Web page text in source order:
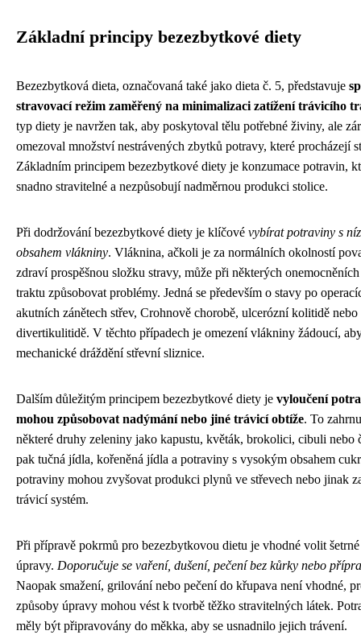
Základní principy bezezbytkové diety
Bezezbytková dieta, označovaná také jako dieta č. 5, představuje
stravovací režim zaměřený na minimalizaci zatížení trávicího
typ diety je navržen tak, aby poskytoval tělu potřebné živiny, ale
omezoval množství nestrávených zbytků potravy, které procházejí
Základním principem bezezbytkové diety je konzumace potravin,
snadno stravitelné a nezpůsobují nadměrnou produkci stolice.
Při dodržování bezezbytkové diety je klíčové vybírat potraviny s
obsahem vlákniny. Vláknina, ačkoli je za normálních okolností
zdraví prospěšnou složku stravy, může při některých
traktu způsobovat problémy. Jedná se především o stavy po
akutních zánětech střev, Crohnově chorobě, ulcerózní kolitidě nebo
divertikulitidě. V těchto případech je omezení vlákniny žádoucí,
mechanické dráždění střevní sliznice.
Dalším důležitým principem bezezbytkové diety je vyloučení
mohou způsobovat nadýmání nebo jiné trávicí obtíže. To
některé druhy zeleniny jako kapustu, květák, brokolici, cibuli nebo
pak tučná jídla, kořeněná jídla a potraviny s vysokým obsahem
potraviny mohou zvyšovat produkci plynů ve střevech nebo jinak
trávicí systém.
Při přípravě pokrmů pro bezezbytkovou dietu je vhodné volit
úpravy. Doporučuje se vaření, dušení, pečení bez kůrky nebo
Naopak smažení, grilování nebo pečení do křupava není vhodné,
způsoby úpravy mohou vést k tvorbě těžko stravitelných látek.
měly být připravovány do měkka, aby se usnadnilo jejich trávení.